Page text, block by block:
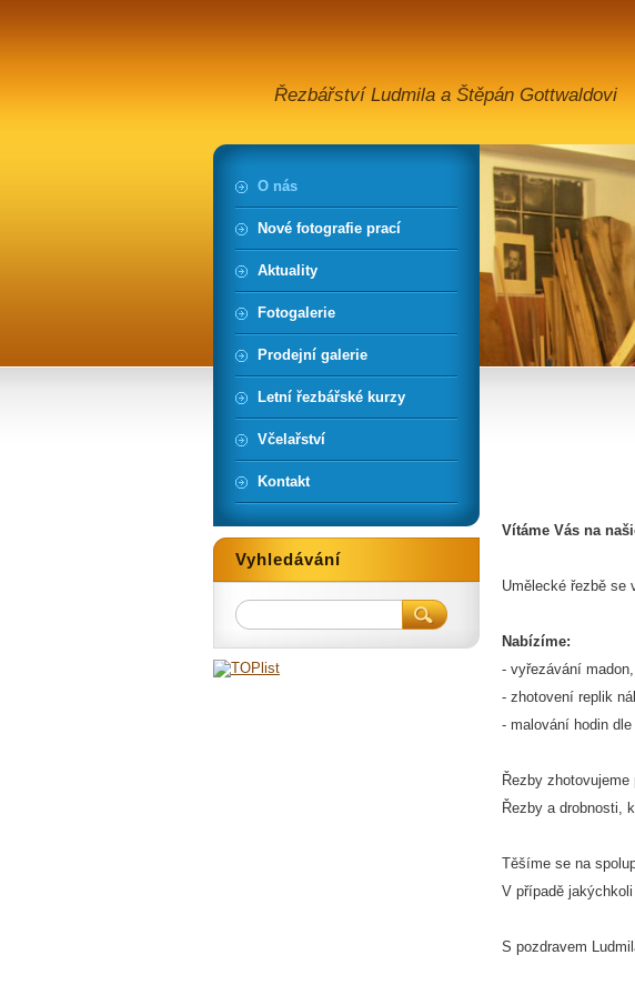
Řezbářství Ludmila a Štěpán Gottwaldovi
Vítáme Vás na
Umělecké řezbě se
Nabízíme:
- vyřezávání
- zhotovení replik
- malování hodin
Řezby
Řezby a drobnosti,
Těšíme se na
V případě
S pozdravem
O nás
Nové fotografie prací
Aktuality
Fotogalerie
Prodejní galerie
Letní řezbářské kurzy
Včelařství
Kontakt
Vyhledávání